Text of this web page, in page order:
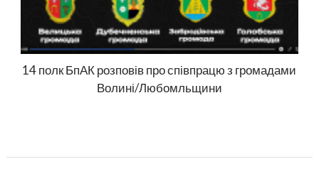
14 полк БпАК розповів про співпрацю з громадами
Волині/Любомльщини